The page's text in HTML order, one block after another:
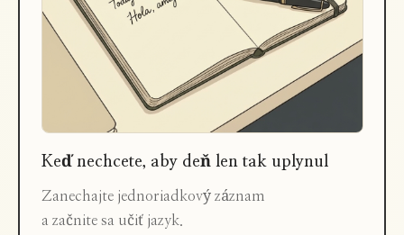
Keď nechcete, aby deň len tak uplynul
Zanechajte jednoriadkový záznam
a začnite sa učiť jazyk.